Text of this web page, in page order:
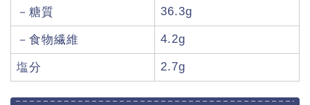
－糖質 36.3g
－食物繊維 4.2g
塩分 2.7g